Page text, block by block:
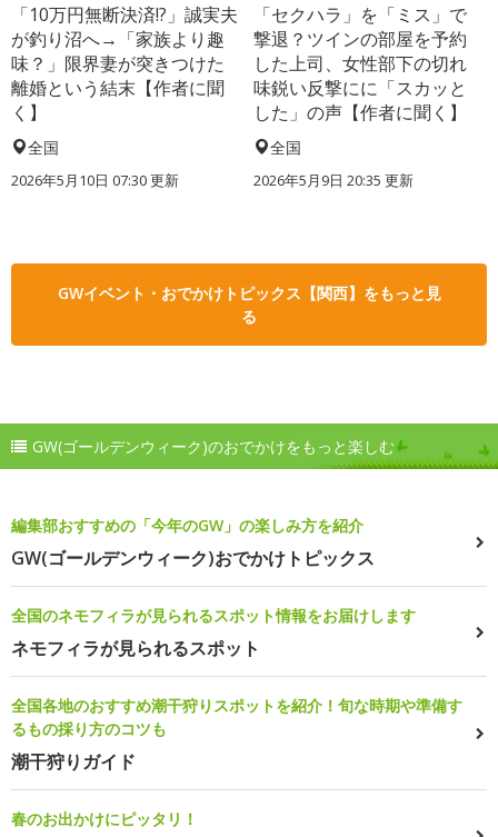
「10万円無断決済!?」誠実夫
が釣り沼へ→「家族より趣
味？」限界妻が突きつけた
離婚という結末【作者に聞
く】
全国
2026年5月10日 07:30 更新
「セクハラ」を「ミス」で
撃退？ツインの部屋を予約
した上司、女性部下の切れ
味鋭い反撃にに「スカッと
した」の声【作者に聞く】
全国
2026年5月9日 20:35 更新
GWイベント・おでかけトピックス【関西】をもっと見
る
GW(ゴールデンウィーク)のおでかけをもっと楽しむ
編集部おすすめの「今年のGW」の楽しみ方を紹介
GW(ゴールデンウィーク)おでかけトピックス
全国のネモフィラが見られるスポット情報をお届けします
ネモフィラが見られるスポット
全国各地のおすすめ潮干狩りスポットを紹介！旬な時期や準備す
るもの採り方のコツも
潮干狩りガイド
春のお出かけにピッタリ！